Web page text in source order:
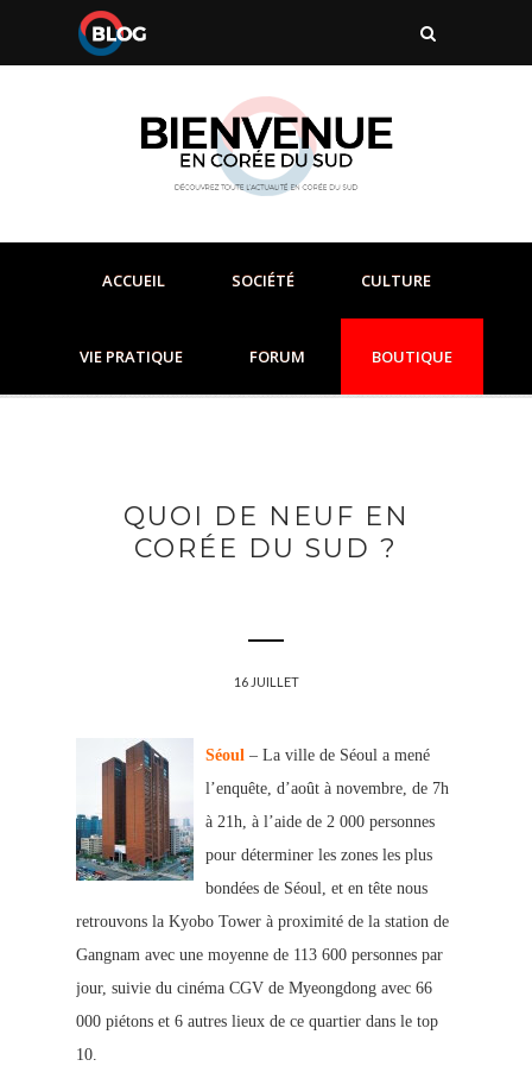
ACCUEIL SOCIÉTÉ CULTURE
VIE PRATIQUE FORUM BOUTIQUE
QUOI DE NEUF EN
CORÉE DU SUD ?
16 JUILLET
Séoul – La ville de Séoul a mené
l’enquête, d’août à novembre, de 7h
à 21h, à l’aide de 2 000 personnes
pour déterminer les zones les plus
bondées de Séoul, et en tête nous
retrouvons la Kyobo Tower à proximité de la station de
Gangnam avec une moyenne de 113 600 personnes par
jour, suivie du cinéma CGV de Myeongdong avec 66
000 piétons et 6 autres lieux de ce quartier dans le top
10.